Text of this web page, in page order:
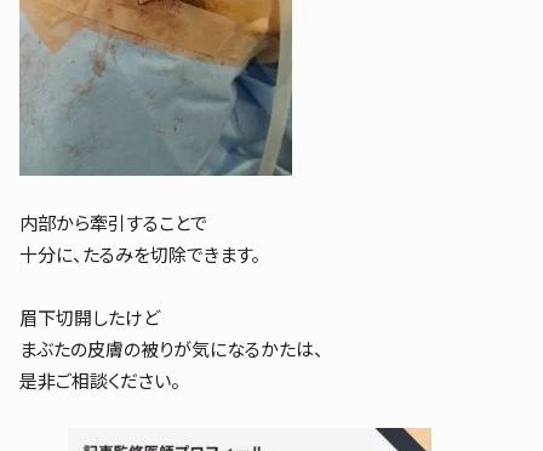
内部から牽引することで
十分に、たるみを切除できます。
眉下切開したけど
まぶたの皮膚の被りが気になるかたは、
是非ご相談ください。